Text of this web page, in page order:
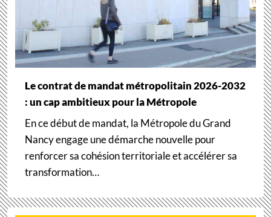
Le contrat de mandat métropolitain 2026-2032
: un cap ambitieux pour la Métropole
En ce début de mandat, la Métropole du Grand
Nancy engage une démarche nouvelle pour
renforcer sa cohésion territoriale et accélérer sa
transformation…